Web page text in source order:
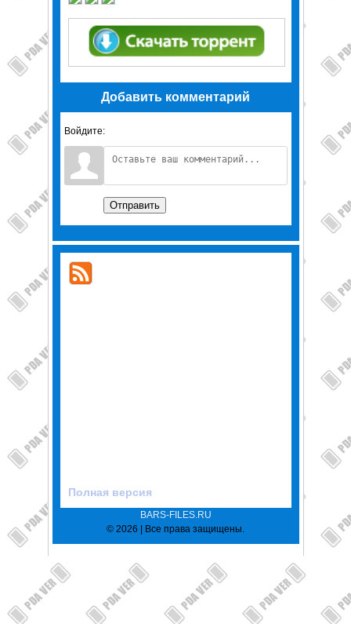
Добавить комментарий
Войдите:
Отправить
Полная версия
BARS-FILES.RU
© 2026 | Все права защищены.